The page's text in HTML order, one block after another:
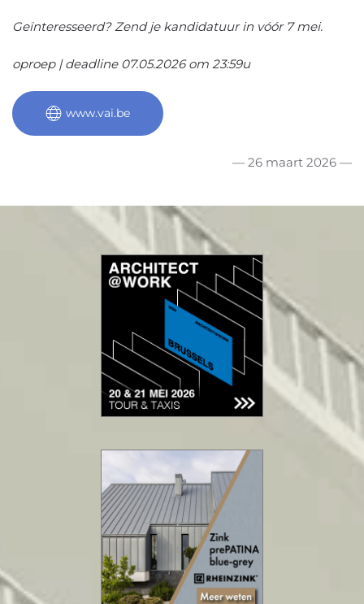
Geïnteresseerd? Zend je kandidatuur in vóór 7 mei.
oproep | deadline 07.05.2026 om 23:59u
www.vai.be
— 26 maart 2026 —